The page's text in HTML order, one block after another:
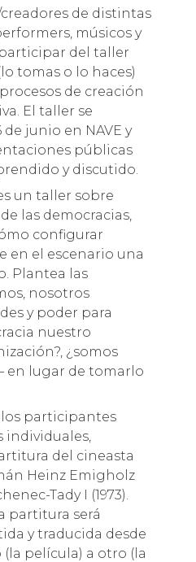
de distintas
músicos y
del taller
tomas o lo haces)
de creación
El taller se
de junio en NAVE y
públicas
y discutido.
un taller sobre
las democracias,
configurar
en el escenario una
Plantea las
nosotros
y poder para
nuestro
¿somos
en lugar de tomarlo
los participantes
individuales,
del cineasta
Heinz Emigholz
Tady I (1973).
partitura será
y traducida desde
película) a otro (la